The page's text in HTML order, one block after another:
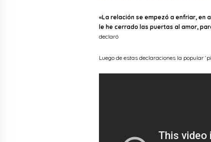
«La relación se empezó a enfriar, en
le he cerrado las puertas al amor,
declaró
Luego de estas declaraciones la popular